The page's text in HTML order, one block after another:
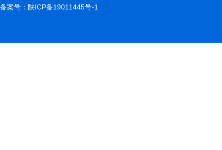
备案号： 陕ICP备19011445号-1